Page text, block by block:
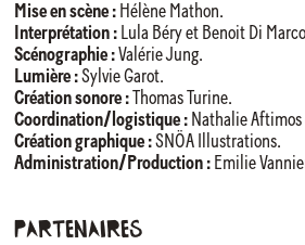
Mise en scène : Hélène Mathon.
Interprétation : Lula Béry et Benoit Di
Scénographie :Valérie Jung.
Lumière :Sylvie Garot.
Création sonore :Thomas Turine.
Coordination/logistique : Nathalie
Création graphique :SNÖA Illustrations.
Administration/Production : Emilie
Partenaires